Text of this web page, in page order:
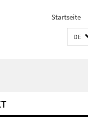
Startseite
DE